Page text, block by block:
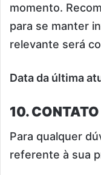
momento.
para se manter
relevante será
Data da última
10.
Para qualquer
referente à sua